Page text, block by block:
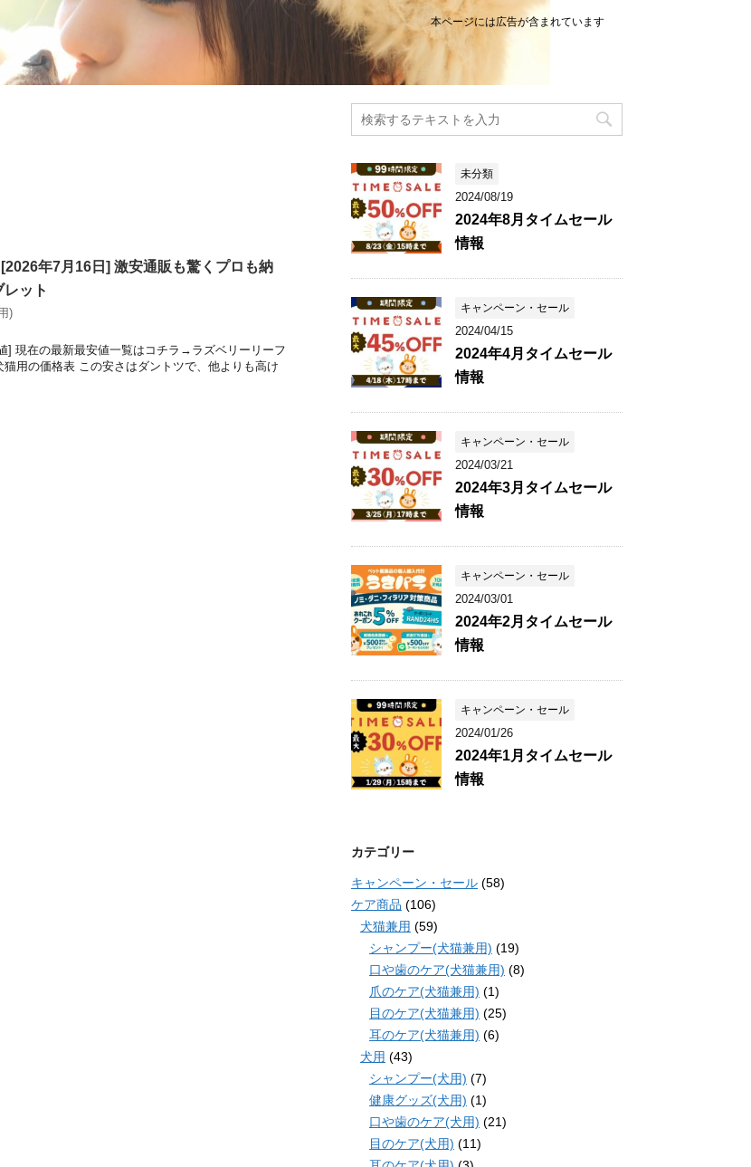
本ページには広告が含まれています
年7月16日] 激安通販も驚くプロも納
ット
)
] 現在の最新最安値一覧はコチラ→ラズベリーリーフ
用の価格表 この安さはダントツで、他よりも高け
未分類
2024/08/19
2024年8月タイムセール
情報
キャンペーン・セール
2024/04/15
2024年4月タイムセール
情報
キャンペーン・セール
2024/03/21
2024年3月タイムセール
情報
キャンペーン・セール
2024/03/01
2024年2月タイムセール
情報
キャンペーン・セール
2024/01/26
2024年1月タイムセール
情報
カテゴリー
キャンペーン・セール (58)
ケア商品 (106)
犬猫兼用 (59)
シャンプー(犬猫兼用) (19)
口や歯のケア(犬猫兼用) (8)
爪のケア(犬猫兼用) (1)
目のケア(犬猫兼用) (25)
耳のケア(犬猫兼用) (6)
犬用 (43)
シャンプー(犬用) (7)
健康グッズ(犬用) (1)
口や歯のケア(犬用) (21)
目のケア(犬用) (11)